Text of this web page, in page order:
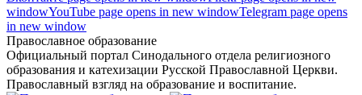
windowYouTube page opens in new windowTelegram page opens
in new window
Православное образование
Официальный портал Синодального отдела религиозного
образования и катехизации Русской Православной Церкви.
Православный взгляд на образование и воспитание.